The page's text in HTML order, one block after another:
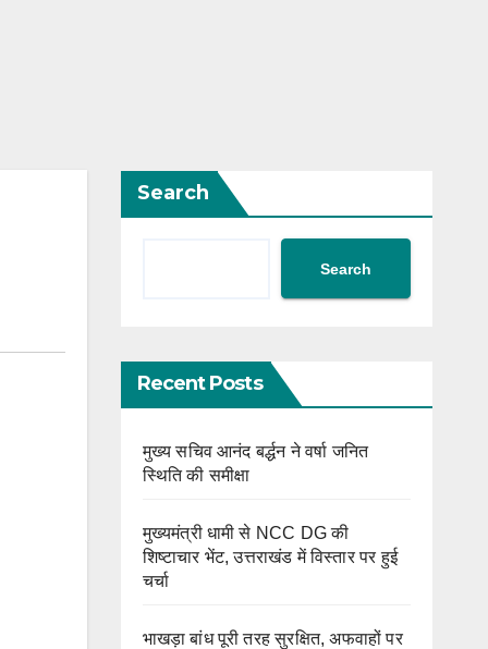
Search
Search
Recent Posts
मुख्य सचिव आनंद बर्द्धन ने वर्षा जनित
स्थिति की समीक्षा
मुख्यमंत्री धामी से NCC DG की
शिष्टाचार भेंट, उत्तराखंड में विस्तार पर हुई
चर्चा
भाखड़ा बांध पूरी तरह सुरक्षित, अफवाहों पर